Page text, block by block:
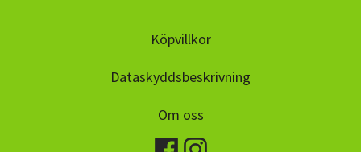
Köpvillkor
Dataskyddsbeskrivning
Om oss